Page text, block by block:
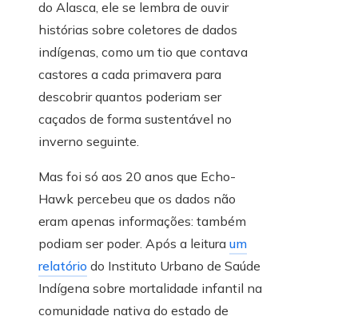
do Alasca, ele se lembra de ouvir
histórias sobre coletores de dados
indígenas, como um tio que contava
castores a cada primavera para
descobrir quantos poderiam ser
caçados de forma sustentável no
inverno seguinte.
Mas foi só aos 20 anos que Echo-
Hawk percebeu que os dados não
eram apenas informações: também
podiam ser poder. Após a leitura um
relatório do Instituto Urbano de Saúde
Indígena sobre mortalidade infantil na
comunidade nativa do estado de